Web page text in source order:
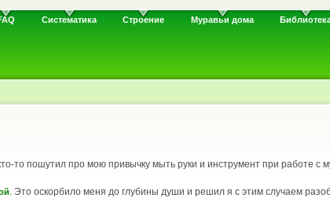
Систематика Строение Муравьи дома
то пошутил про мою привычку мыть руки и инструмент при работе с
. Это оскорбило меня до глубины души и решил я с этим случаем